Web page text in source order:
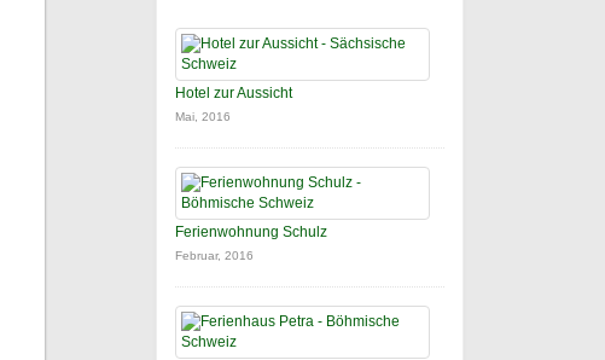
Hotel zur Aussicht
Mai, 2016
Ferienwohnung Schulz
Februar, 2016